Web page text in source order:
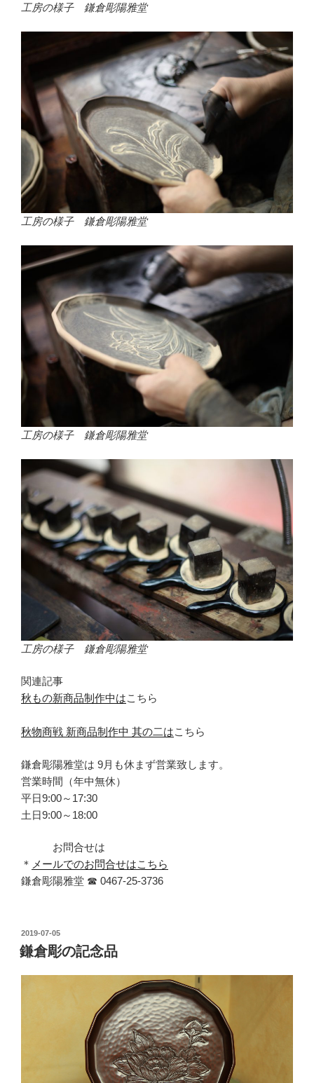
工房の様子 鎌倉彫陽雅堂
工房の様子 鎌倉彫陽雅堂
工房の様子 鎌倉彫陽雅堂
工房の様子 鎌倉彫陽雅堂
関連記事
秋もの新商品制作中はこちら
秋物商戦 新商品制作中 其の二はこちら
鎌倉彫陽雅堂は 9月も休まず営業致します。
営業時間（年中無休）
平日9:00～17:30
土日9:00～18:00
お問合せは
＊ メールでのお問合せはこちら
鎌倉彫陽雅堂 ☎ 0467‐25‐3736
投
稿
日:
2019-07-05
鎌倉彫の記念品